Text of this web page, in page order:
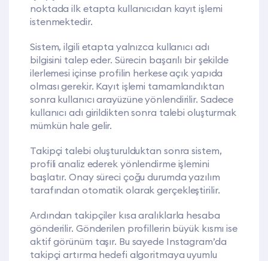
noktada ilk etapta kullanıcıdan kayıt işlemi
istenmektedir.
Sistem, ilgili etapta yalnızca kullanıcı adı
bilgisini talep eder. Sürecin başarılı bir şekilde
ilerlemesi içinse profilin herkese açık yapıda
olması gerekir. Kayıt işlemi tamamlandıktan
sonra kullanıcı arayüzüne yönlendirilir. Sadece
kullanıcı adı girildikten sonra talebi oluşturmak
mümkün hale gelir.
Takipçi talebi oluşturulduktan sonra sistem,
profili analiz ederek yönlendirme işlemini
başlatır. Onay süreci çoğu durumda yazılım
tarafından otomatik olarak gerçekleştirilir.
Ardından takipçiler kısa aralıklarla hesaba
gönderilir. Gönderilen profillerin büyük kısmı ise
aktif görünüm taşır. Bu sayede Instagram’da
takipçi artırma hedefi algoritmaya uyumlu